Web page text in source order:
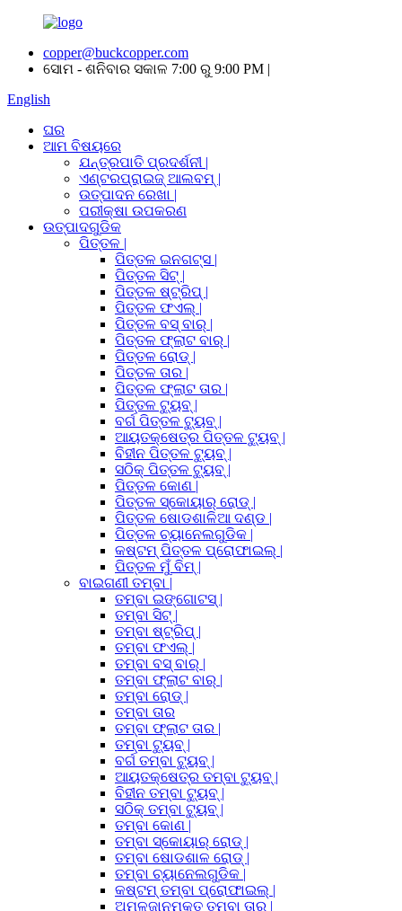
copper@buckcopper.com
ସୋମ - ଶନିବାର ସକାଳ 7:00 ରୁ 9:00 PM |
English
ଘର
ଆମ ବିଷୟରେ
ଯନ୍ତ୍ରପାତି ପ୍ରଦର୍ଶନୀ |
ଏଣ୍ଟରପ୍ରାଇଜ୍ ଆଲବମ୍ |
ଉତ୍ପାଦନ ରେଖା |
ପରୀକ୍ଷା ଉପକରଣ
ଉତ୍ପାଦଗୁଡିକ
ପିତ୍ତଳ |
ପିତ୍ତଳ ଇନଗଟ୍ସ |
ପିତ୍ତଳ ସିଟ୍ |
ପିତ୍ତଳ ଷ୍ଟ୍ରିପ୍ |
ପିତ୍ତଳ ଫଏଲ୍ |
ପିତ୍ତଳ ବସ୍ ବାର୍ |
ପିତ୍ତଳ ଫ୍ଲାଟ ବାର୍ |
ପିତ୍ତଳ ରୋଡ୍ |
ପିତ୍ତଳ ତାର |
ପିତ୍ତଳ ଫ୍ଲାଟ ତାର |
ପିତ୍ତଳ ଟ୍ୟୁବ୍ |
ବର୍ଗ ପିତ୍ତଳ ଟ୍ୟୁବ୍ |
ଆୟତକ୍ଷେତ୍ର ପିତ୍ତଳ ଟ୍ୟୁବ୍ |
ବିହୀନ ପିତ୍ତଳ ଟ୍ୟୁବ୍ |
ସଠିକ୍ ପିତ୍ତଳ ଟ୍ୟୁବ୍ |
ପିତ୍ତଳ କୋଣ |
ପିତ୍ତଳ ସ୍କୋୟାର୍ ରୋଡ୍ |
ପିତ୍ତଳ ଷୋଡଶାଳିଆ ଦଣ୍ଡ |
ପିତ୍ତଳ ଚ୍ୟାନେଲଗୁଡିକ |
କଷ୍ଟମ୍ ପିତ୍ତଳ ପ୍ରୋଫାଇଲ୍ |
ପିତ୍ତଳ ମୁଁ ବିମ୍ |
ବାଇଗଣୀ ତମ୍ବା |
ତମ୍ବା ଇଙ୍ଗୋଟସ୍ |
ତମ୍ବା ସିଟ୍ |
ତମ୍ବା ଷ୍ଟ୍ରିପ୍ |
ତମ୍ବା ଫଏଲ୍ |
ତମ୍ବା ବସ୍ ବାର୍ |
ତମ୍ବା ଫ୍ଲାଟ ବାର୍ |
ତମ୍ବା ରୋଡ୍ |
ତମ୍ବା ତାର
ତମ୍ବା ଫ୍ଲାଟ ତାର |
ତମ୍ବା ଟ୍ୟୁବ୍ |
ବର୍ଗ ତମ୍ବା ଟ୍ୟୁବ୍ |
ଆୟତକ୍ଷେତ୍ର ତମ୍ବା ଟ୍ୟୁବ୍ |
ବିହୀନ ତମ୍ବା ଟ୍ୟୁବ୍ |
ସଠିକ୍ ତମ୍ବା ଟ୍ୟୁବ୍ |
ତମ୍ବା କୋଣ |
ତମ୍ବା ସ୍କୋୟାର୍ ରୋଡ୍ |
ତମ୍ବା ଷୋଡଶାଳ ରୋଡ୍ |
ତମ୍ବା ଚ୍ୟାନେଲଗୁଡିକ |
କଷ୍ଟମ୍ ତମ୍ବା ପ୍ରୋଫାଇଲ୍ |
ଅମ୍ଳଜାନମୁକ୍ତ ତମ୍ବା ତାର |